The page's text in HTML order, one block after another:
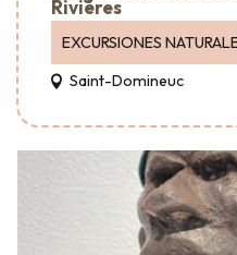
Rivières
EXCURSIONES
Saint-Domineuc